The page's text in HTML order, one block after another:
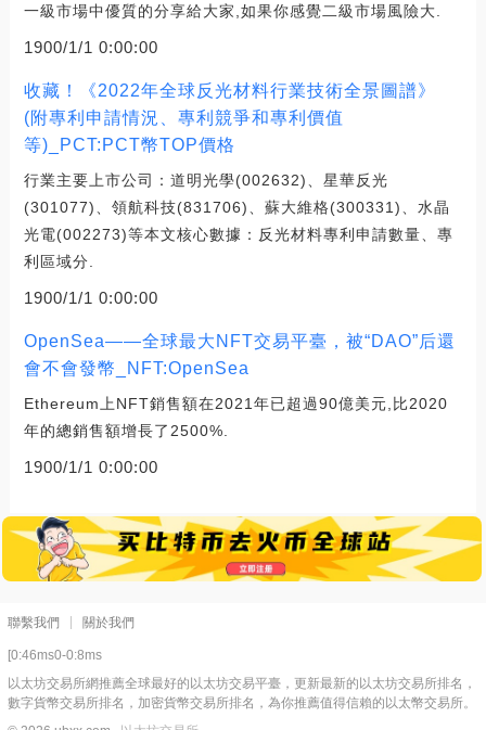
一級市場中優質的分享給大家,如果你感覺二級市場風險大.
1900/1/1 0:00:00
收藏！《2022年全球反光材料行業技術全景圖譜》
(附專利申請情況、專利競爭和專利價值
等)_PCT:PCT幣TOP價格
行業主要上市公司：道明光學(002632)、星華反光
(301077)、領航科技(831706)、蘇大維格(300331)、水晶
光電(002273)等本文核心數據：反光材料專利申請數量、專
利區域分.
1900/1/1 0:00:00
OpenSea——全球最大NFT交易平臺，被“DAO”后還
會不會發幣_NFT:OpenSea
Ethereum上NFT銷售額在2021年已超過90億美元,比2020
年的總銷售額增長了2500%.
1900/1/1 0:00:00
聯繫我們 關於我們
[0:46ms0-0:8ms
以太坊交易所網推薦全球最好的以太坊交易平臺，更新最新的以太坊交易所排名，
數字貨幣交易所排名，加密貨幣交易所排名，為你推薦值得信賴的以太幣交易所。